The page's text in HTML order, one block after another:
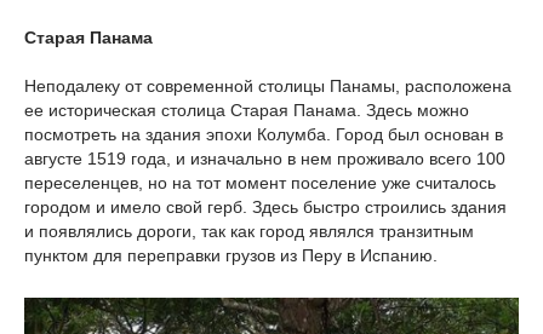
Старая Панама
Неподалеку от современной столицы Панамы, расположена
ее историческая столица Старая Панама. Здесь можно
посмотреть на здания эпохи Колумба. Город был основан в
августе 1519 года, и изначально в нем проживало всего 100
переселенцев, но на тот момент поселение уже считалось
городом и имело свой герб. Здесь быстро строились здания
и появлялись дороги, так как город являлся транзитным
пунктом для переправки грузов из Перу в Испанию.